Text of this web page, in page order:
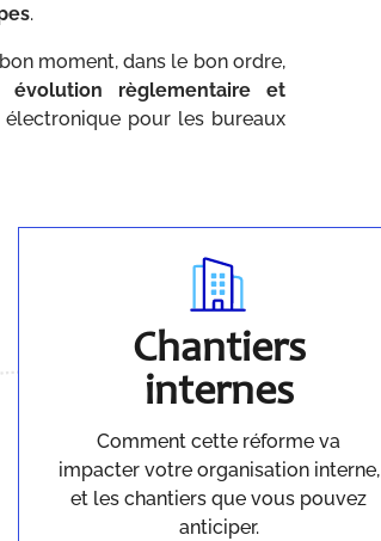
.
moment, dans le bon ordre,
règlementaire et
pour les bureaux
Chantiers
internes
Comment cette réforme va
impacter votre organisation interne,
et les chantiers que vous pouvez
anticiper.